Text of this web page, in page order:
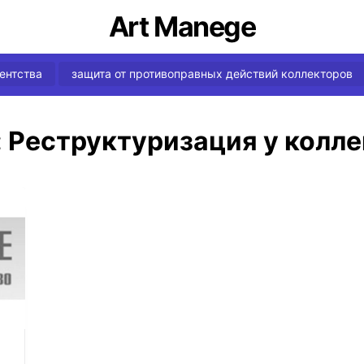
Art Manege
защита от противоправных действий коллекторов
Реструктуризация у